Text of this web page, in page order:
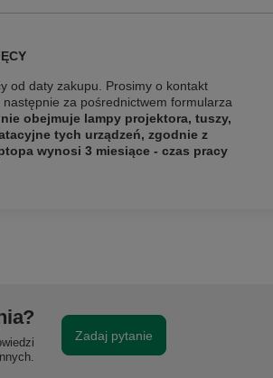
od daty zakupu. Prosimy o kontakt
za pośrednictwem formularza
obejmuje lampy projektora, tuszy,
tych urządzeń, zgodnie z
wynosi 3 miesiące - czas pracy
Zadaj pytanie